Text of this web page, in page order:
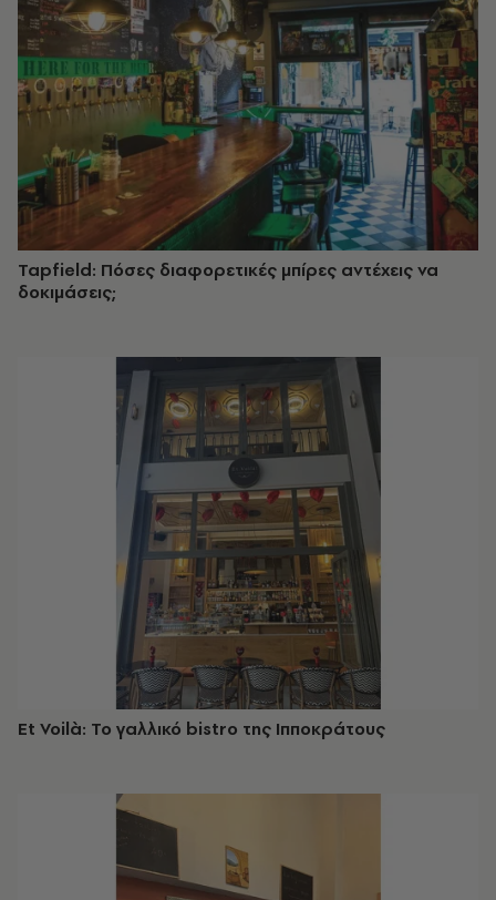
Tapfield: Πόσες διαφορετικές μπίρες αντέχεις να
δοκιμάσεις;
Et Voilà: Το γαλλικό bistro της Ιπποκράτους